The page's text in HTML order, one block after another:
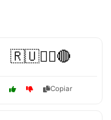
🇷🇺🏴‍☠️🔴
Copiar